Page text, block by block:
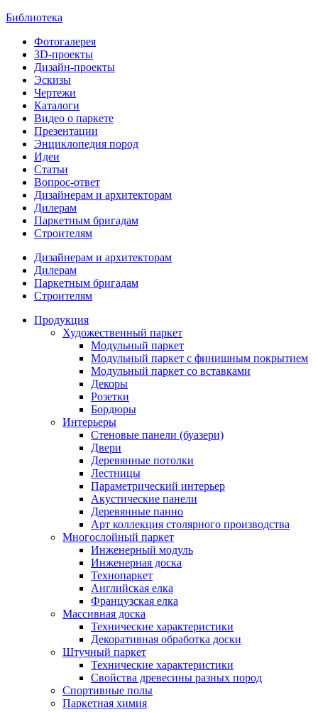
Библиотека
Фотогалерея
3D-проекты
Дизайн-проекты
Эскизы
Чертежи
Каталоги
Видео о паркете
Презентации
Энциклопедия пород
Идеи
Статьи
Вопрос-ответ
Дизайнерам и архитекторам
Дилерам
Паркетным бригадам
Строителям
Дизайнерам и архитекторам
Дилерам
Паркетным бригадам
Строителям
Продукция
Художественный паркет
Модульный паркет
Модульный паркет с финишным покрытием
Модульный паркет со вставками
Декоры
Розетки
Бордюры
Интерьеры
Стеновые панели (буазери)
Двери
Деревянные потолки
Лестницы
Параметрический интерьер
Акустические панели
Деревянные панно
Арт коллекция столярного производства
Многослойный паркет
Инженерный модуль
Инженерная доска
Технопаркет
Английская елка
Французская елка
Массивная доска
Технические характеристики
Декоративная обработка доски
Штучный паркет
Технические характеристики
Свойства древесины разных пород
Спортивные полы
Паркетная химия